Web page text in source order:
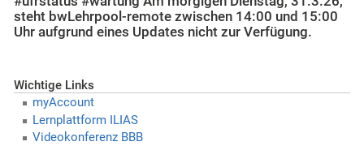
steht bwLehrpool-remote zwischen 14:00 und 15:00
Uhr aufgrund eines Updates nicht zur Verfügung.
Wichtige Links
myAccount
Lernplattform ILIAS
Videokonferenz BBB